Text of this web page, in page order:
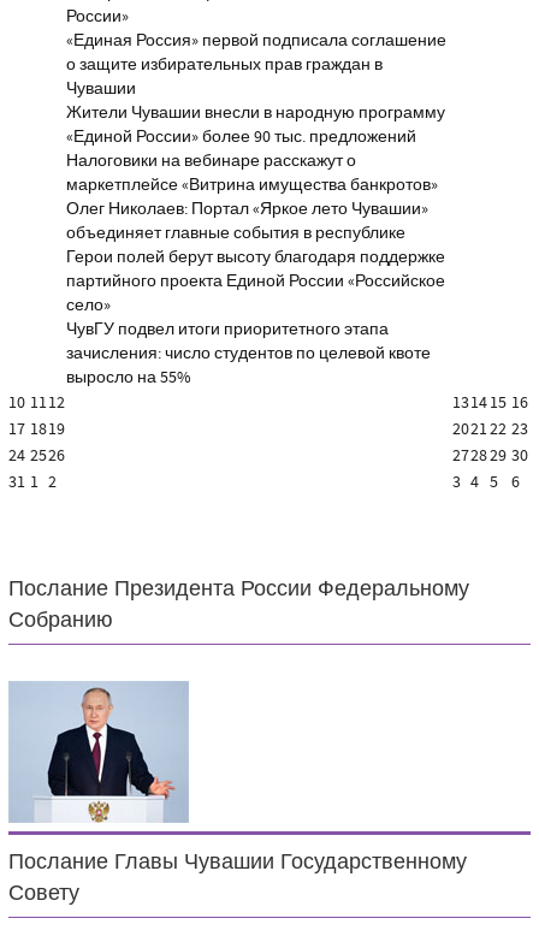
России»
«Единая Россия» первой подписала соглашение
о защите избирательных прав граждан в
Чувашии
Жители Чувашии внесли в народную программу
«Единой России» более 90 тыс. предложений
Налоговики на вебинаре расскажут о
маркетплейсе «Витрина имущества банкротов»
Олег Николаев: Портал «Яркое лето Чувашии»
объединяет главные события в республике
Герои полей берут высоту благодаря поддержке
партийного проекта Единой России «Российское
село»
ЧувГУ подвел итоги приоритетного этапа
зачисления: число студентов по целевой квоте
выросло на 55%
10 1112 131415 16
17 1819 202122 23
24 2526 272829 30
31 1 2 3 4 5 6
Послание Президента России Федеральному
Собранию
Послание Главы Чувашии Государственному
Совету